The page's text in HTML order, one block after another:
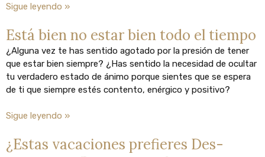
Sigue leyendo »
Está bien no estar bien todo el tiempo
¿Alguna vez te has sentido agotado por la presión de tener
que estar bien siempre? ¿Has sentido la necesidad de ocultar
tu verdadero estado de ánimo porque sientes que se espera
de ti que siempre estés contento, enérgico y positivo?
Sigue leyendo »
¿Estas vacaciones prefieres Des-